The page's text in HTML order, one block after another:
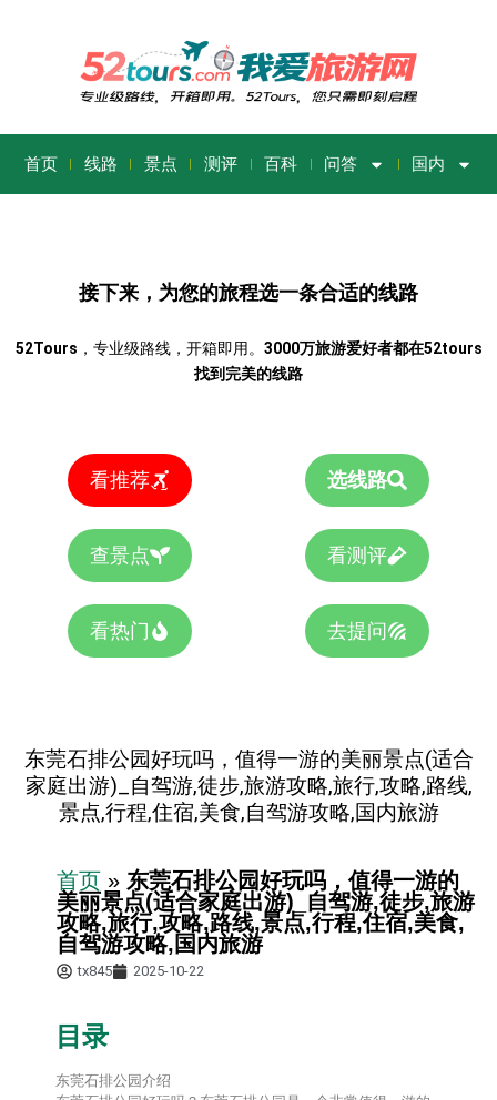
首页 线路 景点 测评 百科 问答 国内
接下来，为您的旅程选一条合适的线路
52Tours ，专业级路线，开箱即用。 3000万旅游爱好者都在52tours
找到完美的线路
看推荐 选线路
查景点 看测评
看热门 去提问
东莞石排公园好玩吗，值得一游的美丽景点(适合
家庭出游)_自驾游,徒步,旅游攻略,旅行,攻略,路线,
景点,行程,住宿,美食,自驾游攻略,国内旅游
首页 » 东莞石排公园好玩吗，值得一游的
美丽景点(适合家庭出游)_自驾游,徒步,旅游
攻略,旅行,攻略,路线,景点,行程,住宿,美食,
自驾游攻略,国内旅游
tx845 2025-10-22
目录
东莞石排公园介绍